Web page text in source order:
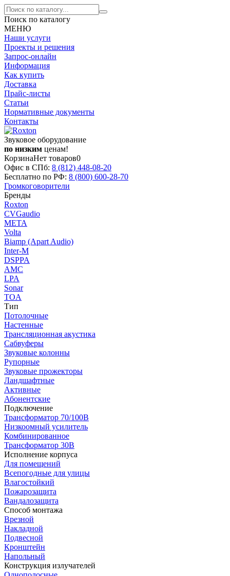
Поиск по каталогу
МЕНЮ
Наши услуги
Проекты и решения
Запрос-онлайн
Информация
Как купить
Доставка
Прайс-листы
Статьи
Нормативные документы
Контакты
Звуковое оборудование
по низким ценам!
КорзинаНет товаров0
Офис в СПб: 8 (812) 448-08-20
Бесплатно по РФ: 8 (800) 600-28-70
Громкоговорители
Бренды
Roxton
CVGaudio
МЕТА
Volta
Biamp (Apart Audio)
Inter-M
DSPPA
AMC
LPA
Sonar
TOA
Тип
Потолочные
Настенные
Трансляционная акустика
Сабвуферы
Звуковые колонны
Рупорные
Звуковые прожекторы
Ландшафтные
Активные
Абонентские
Подключение
Трансформатор 70/100В
Низкоомный усилитель
Комбинированное
Трансформатор 30В
Исполнение корпуса
Для помещений
Всепогодные для улицы
Влагостойкий
Пожарозащита
Вандалозащита
Способ монтажа
Врезной
Накладной
Подвесной
Кронштейн
Напольный
Конструкция излучателей